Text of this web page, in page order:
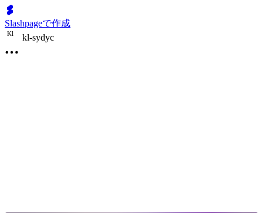
Slashpageで作成
Kl kl-sydyc